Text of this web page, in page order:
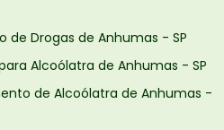
de Drogas de Anhumas - SP
Alcoólatra de Anhumas - SP
de Alcoólatra de Anhumas -